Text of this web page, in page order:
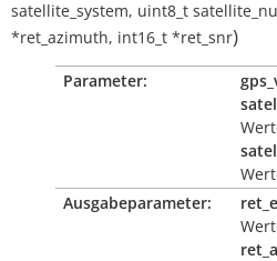
satellite_system, uint8_t
*ret_azimuth, int16_t *ret_snr)
Parameter:
Ausgabeparameter: